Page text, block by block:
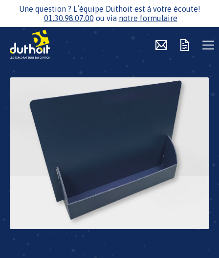
Une question ? L’équipe Duthoit est à votre écoute!
01.30.98.07.00 ou via notre formulaire